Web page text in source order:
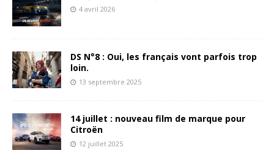
4 avril 2026
DS N°8 : Oui, les français vont parfois trop
loin.
13 septembre 2025
14 juillet : nouveau film de marque pour
Citroën
12 juillet 2025